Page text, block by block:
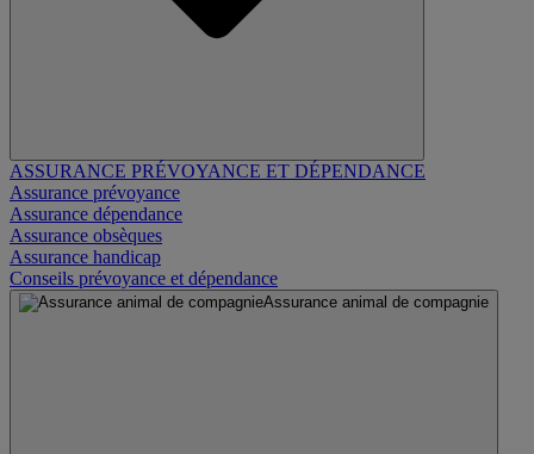
ASSURANCE PRÉVOYANCE ET DÉPENDANCE
Assurance prévoyance
Assurance dépendance
Assurance obsèques
Assurance handicap
Conseils prévoyance et dépendance
Assurance animal de compagnie